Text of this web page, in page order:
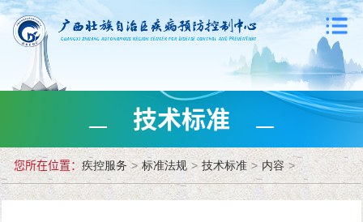
技术标准
您所在位置：疾控服务 > 标准法规 > 技术标准 > 内容 >